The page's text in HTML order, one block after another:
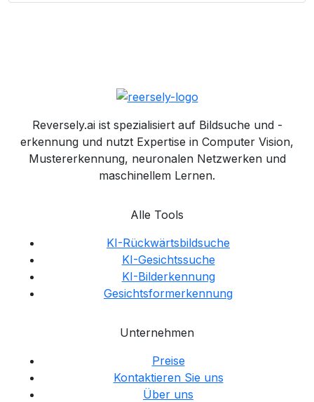
Reversely.ai ist spezialisiert auf Bildsuche und -
erkennung und nutzt Expertise in Computer Vision,
Mustererkennung, neuronalen Netzwerken und
maschinellem Lernen.
Unternehmen
Preise
Kontaktieren Sie uns
Über uns
Alle Tools
KI-Rückwärtsbildsuche
KI-Gesichtssuche
KI-Bilderkennung
Gesichtsformerkennung